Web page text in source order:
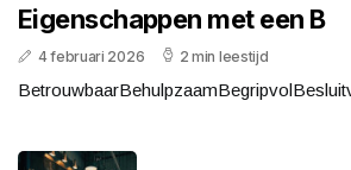
Eigenschappen met een B
4 februari 2026 2 min leestijd